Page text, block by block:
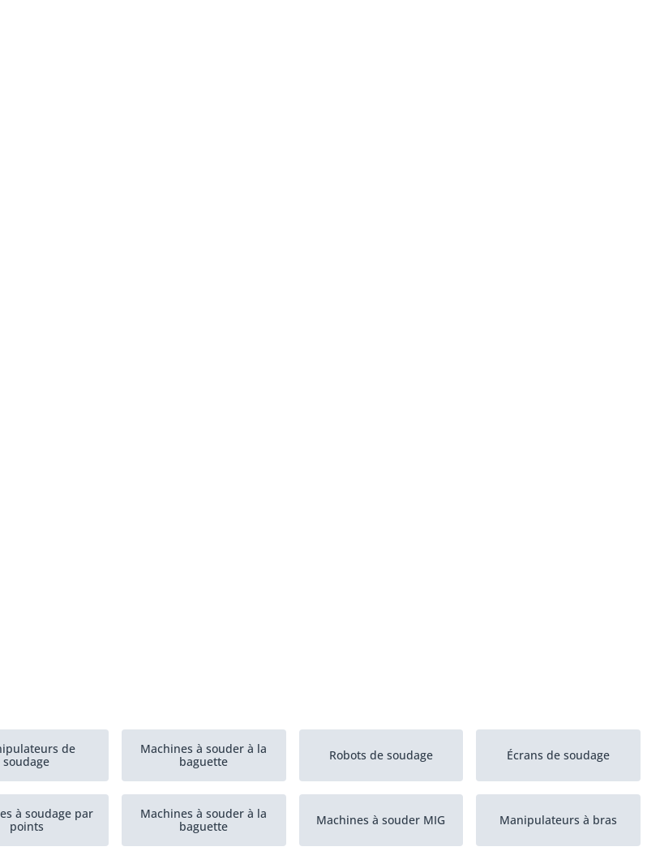
de
soudage
Machines à souder à la
baguette
Robots de soudage Écrans de soudage
à soudage par
points
Machines à souder à la
baguette
Machines à souder MIG Manipulateurs à bras